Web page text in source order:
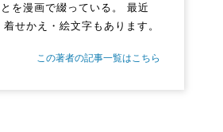
を漫画で綴っている。 最近
せかえ・絵文字もあります。
この著者の記事一覧はこちら